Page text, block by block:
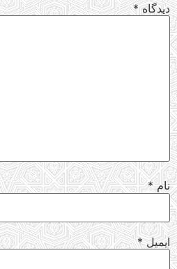
دیدگاه*
نام*
ایمیل*